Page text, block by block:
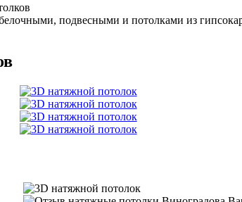
подвесными и потолками из